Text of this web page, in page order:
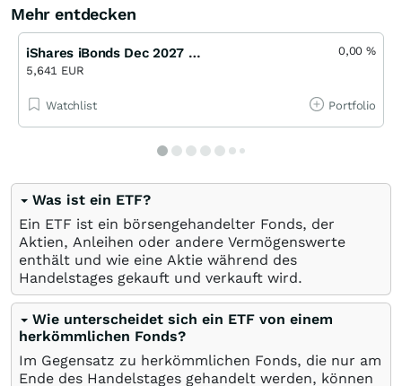
Mehr entdecken
iShares iBonds Dec 2027 Term EUR Corp UCITS ETF EUR (Acc)
5,641 EUR
0,00%
Watchlist Portfolio
Was ist ein ETF?
Ein ETF ist ein börsengehandelter Fonds, der
Aktien, Anleihen oder andere Vermögenswerte
enthält und wie eine Aktie während des
Handelstages gekauft und verkauft wird.
Wie unterscheidet sich ein ETF von einem
herkömmlichen Fonds?
Im Gegensatz zu herkömmlichen Fonds, die nur am
Ende des Handelstages gehandelt werden, können